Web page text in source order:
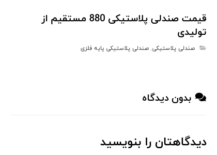
قیمت صندلی پلاستیکی 880 مستقیم از
تولیدی
صندلی پلاستیکی,صندلی پلاستیکی پایه فلزی
بدون دیدگاه
دیدگاهتان را بنویسید